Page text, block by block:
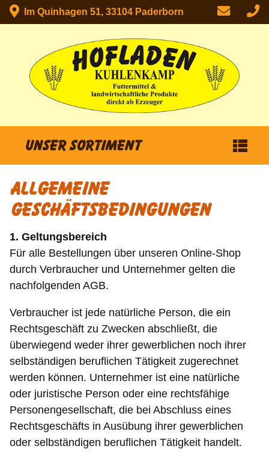
Im Quinhagen 51, 33104 Paderborn
Unser Sortiment
ALLGEMEINE
GESCHÄFTSBEDINGUNGEN
1. Geltungsbereich
Für alle Bestellungen über unseren Online-Shop
durch Verbraucher und Unternehmer gelten die
nachfolgenden AGB.
Verbraucher ist jede natürliche Person, die ein
Rechtsgeschäft zu Zwecken abschließt, die
überwiegend weder ihrer gewerblichen noch ihrer
selbständigen beruflichen Tätigkeit zugerechnet
werden können. Unternehmer ist eine natürliche
oder juristische Person oder eine rechtsfähige
Personengesellschaft, die bei Abschluss eines
Rechtsgeschäfts in Ausübung ihrer gewerblichen
oder selbständigen beruflichen Tätigkeit handelt.